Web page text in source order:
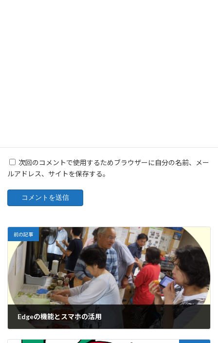
次回のコメントで使用するためブラウザーに自分の名前、メー
ルアドレス、サイトを保存する。
前の記事
Edgeの機能とスマホの活用